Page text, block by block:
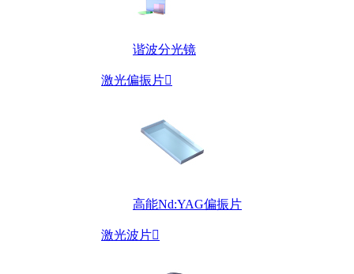
谐波分光镜
激光偏振片
高能Nd:YAG偏振片
激光波片